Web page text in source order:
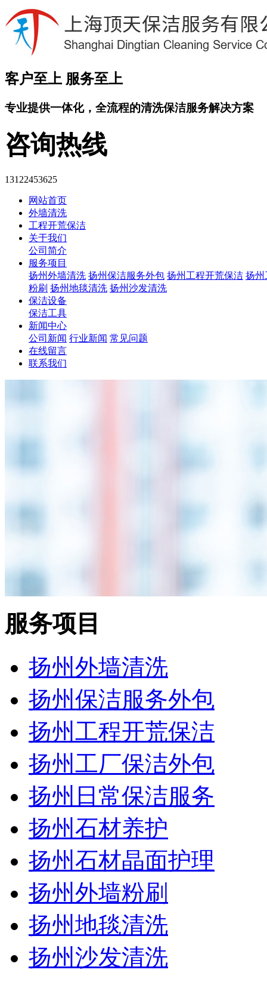
客户至上 服务至上
专业提供一体化，全流程的清洗保洁服务解决方案
咨询热线
13122453625
网站首页
外墙清洗
工程开荒保洁
关于我们
公司简介
服务项目
扬州外墙清洗 扬州保洁服务外包 扬州工程开荒保洁 扬州
粉刷 扬州地毯清洗 扬州沙发清洗
保洁设备
保洁工具
新闻中心
公司新闻 行业新闻 常见问题
在线留言
联系我们
服务项目
扬州外墙清洗
扬州保洁服务外包
扬州工程开荒保洁
扬州工厂保洁外包
扬州日常保洁服务
扬州石材养护
扬州石材晶面护理
扬州外墙粉刷
扬州地毯清洗
扬州沙发清洗